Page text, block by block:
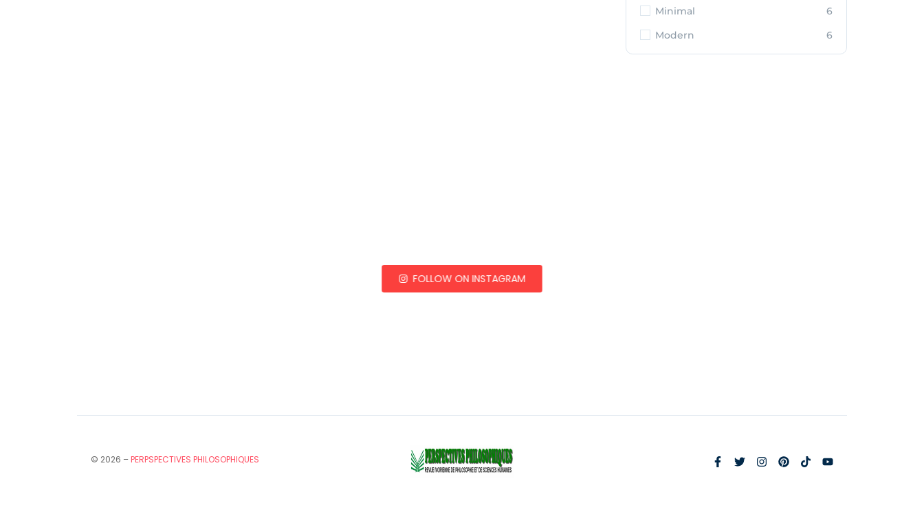
Minimal
6
Modern
6
FOLLOW ON INSTAGRAM
© 2026 –PERPSPECTIVES PHILOSOPHIQUES